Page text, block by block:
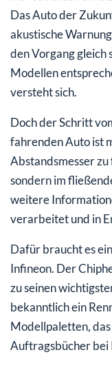
Das Auto der
akustische
den Vorgang gleich
Modellen
versteht sich.
Doch der Schritt
fahrenden Auto ist
Abstandsmesser
sondern im
weitere
verarbeitet und in
Dafür braucht es
Infineon. Der
zu seinen
bekanntlich ein
Modellpaletten,
Auftragsbücher bei